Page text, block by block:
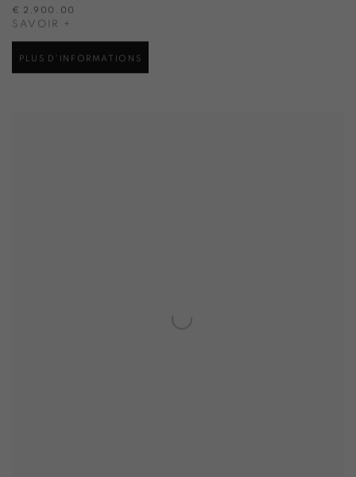
€ 2,900.00
SAVOIR +
PLUS D'INFORMATIONS